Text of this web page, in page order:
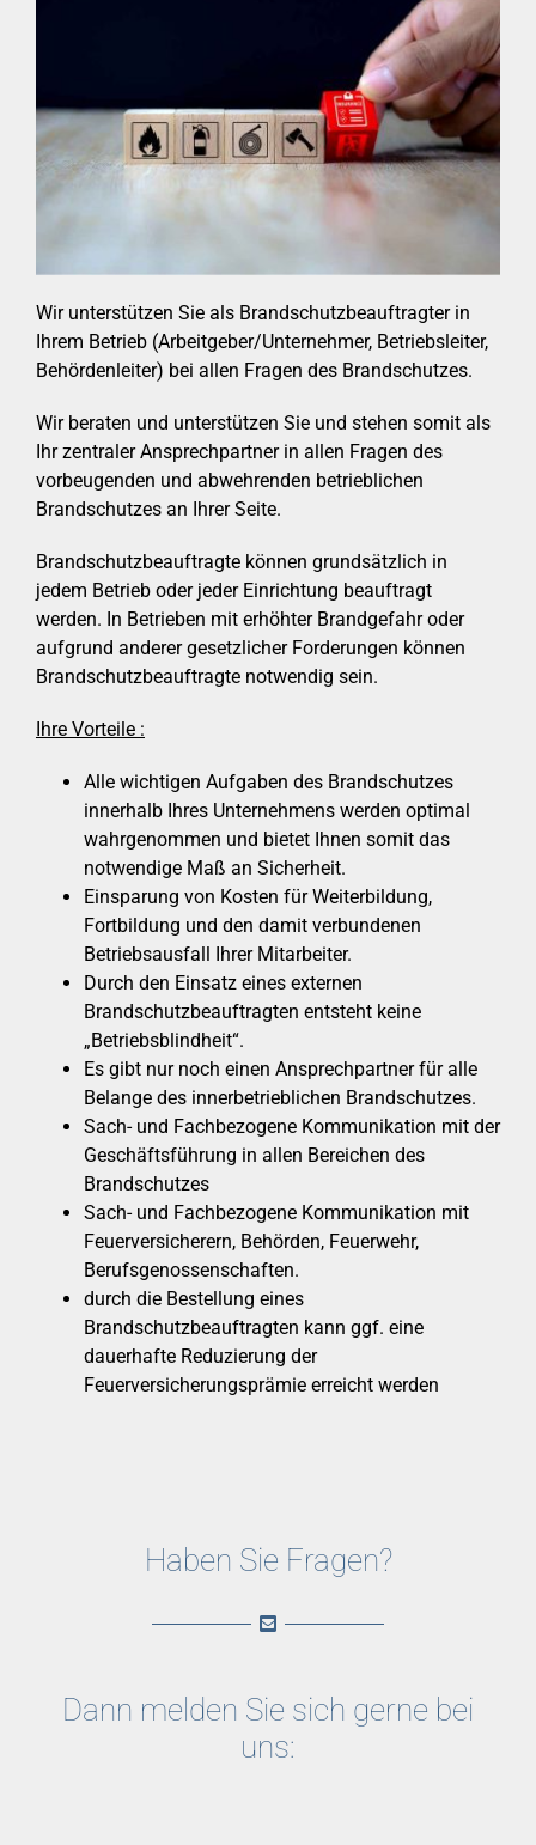
Wir unterstützen Sie als Brandschutzbeauftragter in
Ihrem Betrieb (Arbeitgeber/Unternehmer, Betriebsleiter,
Behördenleiter) bei allen Fragen des Brandschutzes.
Wir beraten und unterstützen Sie und stehen somit als
Ihr zentraler Ansprechpartner in allen Fragen des
vorbeugenden und abwehrenden betrieblichen
Brandschutzes an Ihrer Seite.
Brandschutzbeauftragte können grundsätzlich in
jedem Betrieb oder jeder Einrichtung beauftragt
werden. In Betrieben mit erhöhter Brandgefahr oder
aufgrund anderer gesetzlicher Forderungen können
Brandschutzbeauftragte notwendig sein.
Ihre Vorteile :
Alle wichtigen Aufgaben des Brandschutzes
innerhalb Ihres Unternehmens werden optimal
wahrgenommen und bietet Ihnen somit das
notwendige Maß an Sicherheit.
Einsparung von Kosten für Weiterbildung,
Fortbildung und den damit verbundenen
Betriebsausfall Ihrer Mitarbeiter.
Durch den Einsatz eines externen
Brandschutzbeauftragten entsteht keine
„Betriebsblindheit“.
Es gibt nur noch einen Ansprechpartner für alle
Belange des innerbetrieblichen Brandschutzes.
Sach- und Fachbezogene Kommunikation mit der
Geschäftsführung in allen Bereichen des
Brandschutzes
Sach- und Fachbezogene Kommunikation mit
Feuerversicherern, Behörden, Feuerwehr,
Berufsgenossenschaften.
durch die Bestellung eines
Brandschutzbeauftragten kann ggf. eine
dauerhafte Reduzierung der
Feuerversicherungsprämie erreicht werden
Haben Sie Fragen?
Dann melden Sie sich gerne bei
uns: